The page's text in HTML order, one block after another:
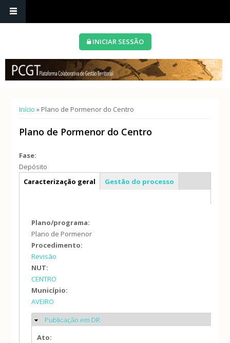
INICIAR SESSÃO
Está aqui
Início » Plano de Pormenor do Centro
Plano de Pormenor do Centro
Fase:
Depósito
Info geral
Caracterização geral Gestão do processo
Plano/programa:
Plano de Pormenor
Procedimento:
Revisão
NUT:
CENTRO
Município:
AVEIRO
Ocultar
Publicação em DR
Ato: